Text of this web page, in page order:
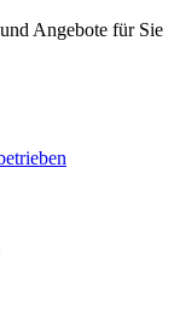
Angebote für Sie